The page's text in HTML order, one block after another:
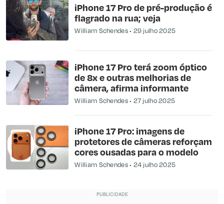
iPhone 17 Pro de pré-produção é
flagrado na rua; veja
William Schendes 29 julho 2025
iPhone 17 Pro terá zoom óptico
de 8x e outras melhorias de
câmera, afirma informante
William Schendes 27 julho 2025
iPhone 17 Pro: imagens de
protetores de câmeras reforçam
cores ousadas para o modelo
William Schendes 24 julho 2025